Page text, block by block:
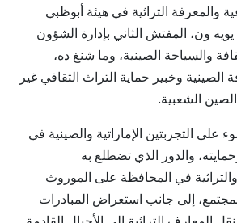
والمعرفة التراثية في هيئة أبوظبي
ون، المفتش الثاني بإدارة الشؤون
والسياحة الصينية، وما شنغ ده،
الصينية وخبير حماية التراث الثقافي غير
الشعبية.
التجربتين الإماراتية والصينية في
والدور الذي تضطلع به
في المحافظة على الموروث
إلى جانب استعراض المبادرات